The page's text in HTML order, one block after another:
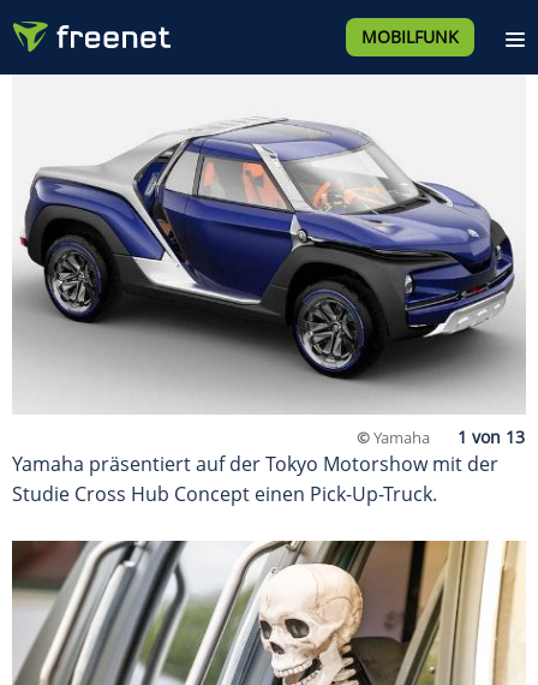
MOBILFUNK
©Yamaha
Yamaha präsentiert auf der Tokyo Motorshow mit der
Studie Cross Hub Concept einen Pick-Up-Truck.